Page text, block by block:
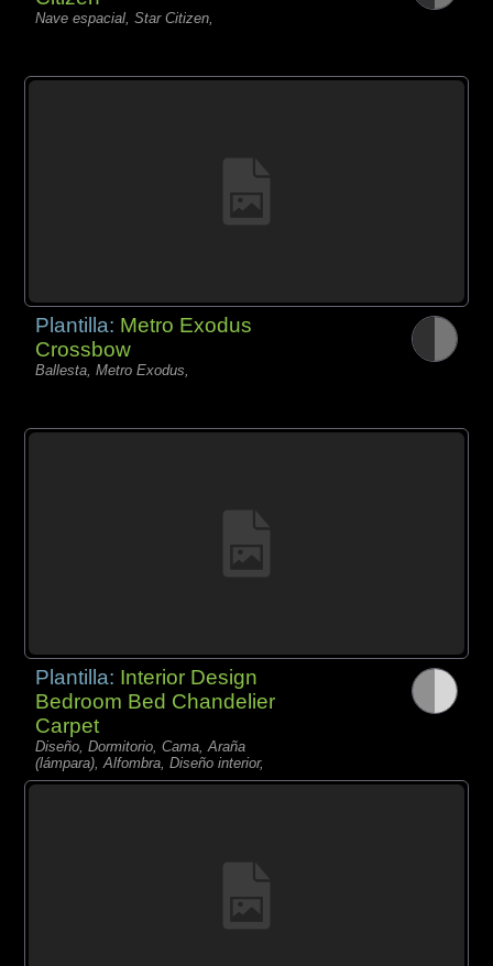
Nave espacial, Star Citizen,
Plantilla: Metro Exodus
Crossbow
Ballesta, Metro Exodus,
Plantilla: Interior Design
Bedroom Bed Chandelier
Carpet
Diseño, Dormitorio, Cama, Araña
(lámpara), Alfombra, Diseño interior,